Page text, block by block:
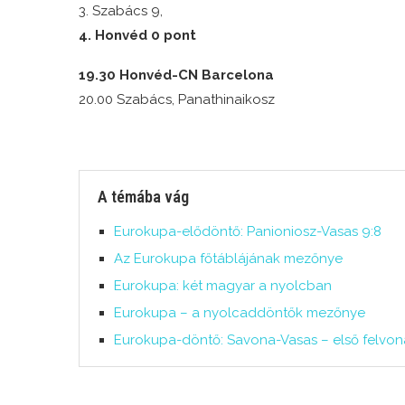
3. Szabács 9,
4. Honvéd 0 pont
19.30 Honvéd-CN Barcelona
20.00 Szabács, Panathinaikosz
A témába vág
Eurokupa-elődöntő: Panioniosz-Vasas 9:8
Az Eurokupa főtáblájának mezőnye
Eurokupa: két magyar a nyolcban
Eurokupa – a nyolcaddöntők mezőnye
Eurokupa-döntő: Savona-Vasas – első